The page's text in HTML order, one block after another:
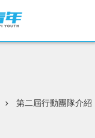
第二屆行動團隊介紹